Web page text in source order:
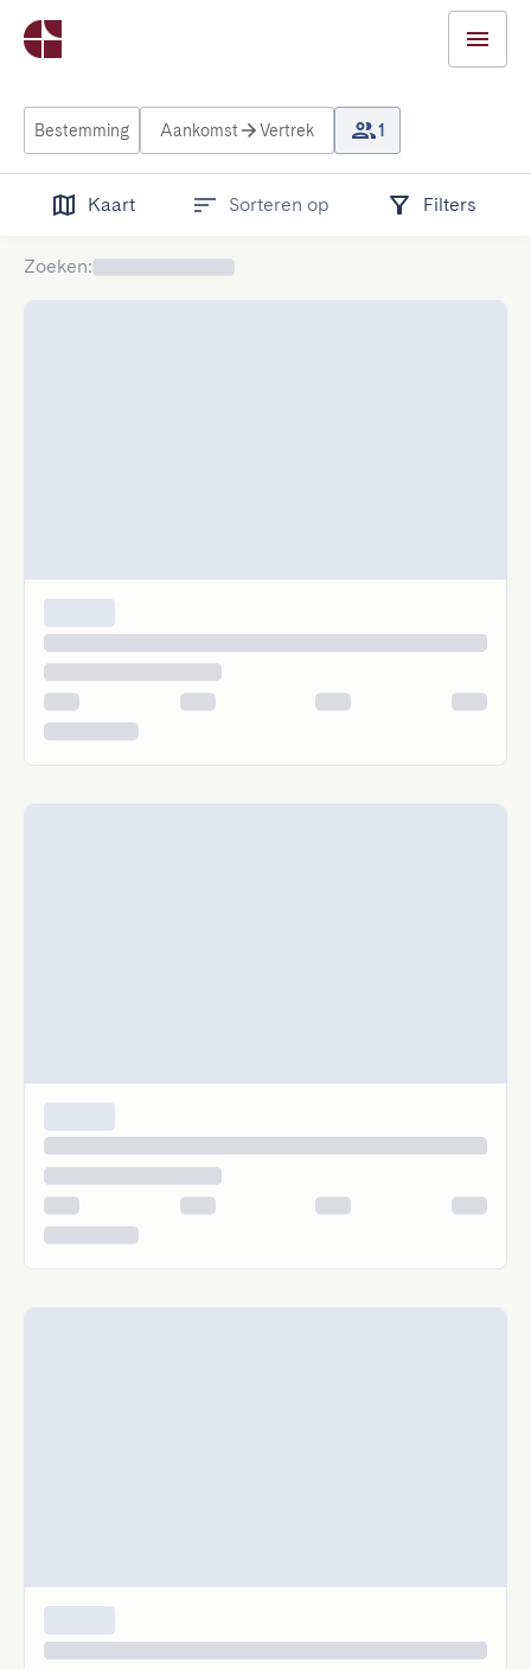
Bestemming Aankomst Vertrek 1
Kaart Sorteren op Filters
Zoeken: